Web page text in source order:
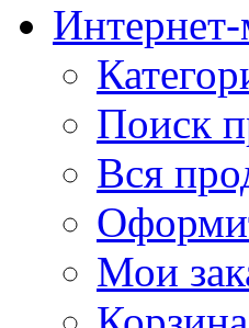
Интернет-
Поиск
Вся
Мои